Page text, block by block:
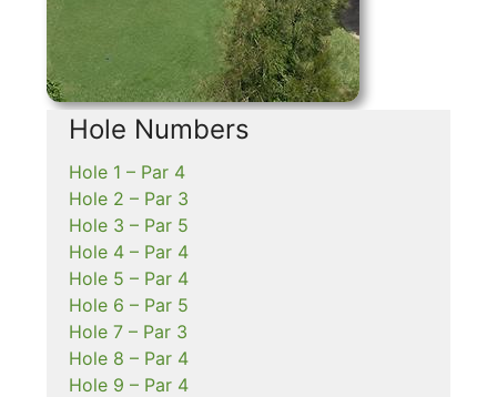
Hole Numbers
Hole 1 – Par 4
Hole 2 – Par 3
Hole 3 – Par 5
Hole 4 – Par 4
Hole 5 – Par 4
Hole 6 – Par 5
Hole 7 – Par 3
Hole 8 – Par 4
Hole 9 – Par 4